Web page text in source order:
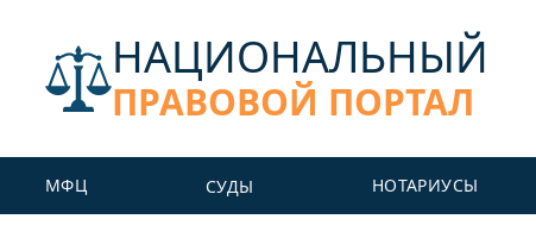
НАЦИОНАЛЬНЫЙ
ПРАВОВОЙ ПОРТАЛ
МФЦ СУДЫ НОТАРИУСЫ